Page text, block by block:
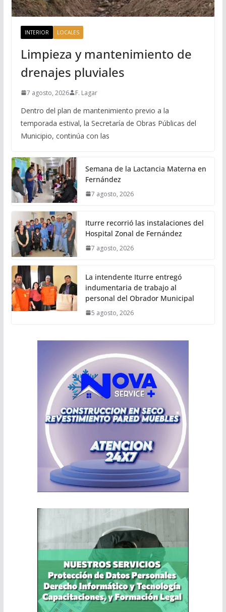
INTERIOR LOCALES
Limpieza y mantenimiento de
drenajes pluviales
7 agosto, 2026 F. Lagar
Dentro del plan de mantenimiento previo a la
temporada estival, la Secretaría de Obras Públicas del
Municipio, continúa con las
Semana de la Lactancia Materna en
Fernández
7 agosto, 2026
Iturre recorrió las instalaciones del
Hospital Zonal de Fernández
7 agosto, 2026
La intendente Iturre entregó
indumentaria de trabajo al
personal del Obrador Municipal
5 agosto, 2026